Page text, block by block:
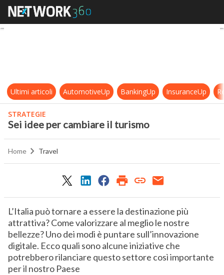
Sei idee per cambiare il turismo
Ultimi articoli AutomotiveUp BankingUp InsuranceUp
STRATEGIE
Sei idee per cambiare il turismo
Home Travel
L’Italia può tornare a essere la destinazione più
attrattiva? Come valorizzare al meglio le nostre
bellezze? Uno dei modi è puntare sull’innovazione
digitale. Ecco quali sono alcune iniziative che
potrebbero rilanciare questo settore così importante
per il nostro Paese